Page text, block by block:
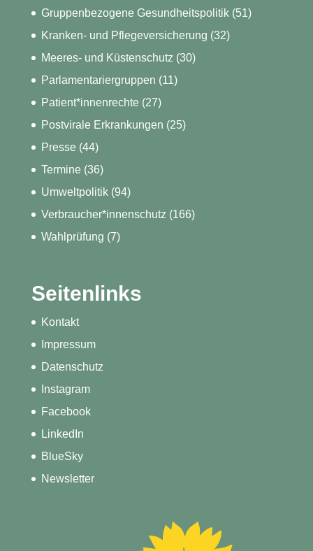
Gruppenbezogene Gesundheitspolitik(51)
Kranken- und Pflegeversicherung (32)
Meeres- und Küstenschutz (30)
Parlamentariergruppen (11)
Patient*innenrechte(27)
Postvirale Erkrankungen (25)
Presse(44)
Termine(36)
Umweltpolitik(94)
Verbraucher*innenschutz (166)
Wahlprüfung (7)
Seitenlinks
Kontakt
Impressum
Datenschutz
Instagram
Facebook
LinkedIn
BlueSky
Newsletter